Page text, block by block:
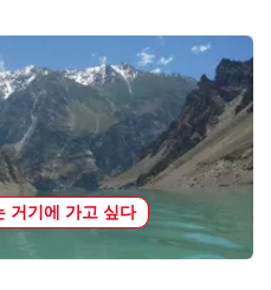
거기에 가고 싶다